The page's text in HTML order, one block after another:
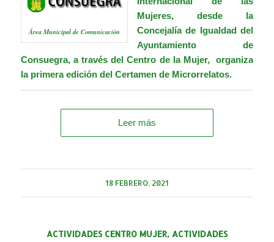
Área Municipal de Comunicación
Mujeres, desde la
Concejalía de Igualdad del
Ayuntamiento de
Consuegra, a través del Centro de la Mujer, organiza
la primera edición del Certamen de Microrrelatos.
Leer más
18 FEBRERO, 2021
ACTIVIDADES CENTRO MUJER, ACTIVIDADES